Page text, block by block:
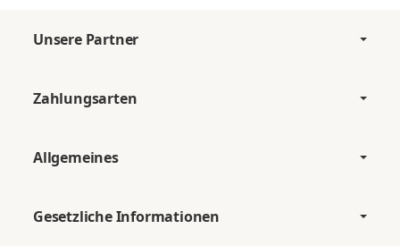
Unsere Partner
Zahlungsarten
Allgemeines
Gesetzliche Informationen